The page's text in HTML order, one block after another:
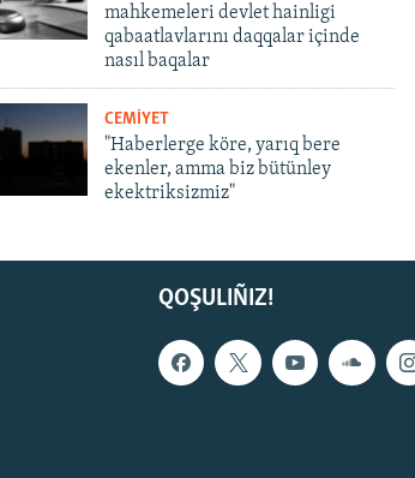
mahkemeleri devlet hainligi
qabaatlavlarını daqqalar içinde
nasıl baqalar
CEMİYET
"Haberlerge köre, yarıq bere
ekenler, amma biz bütünley
ekektriksizmiz"
QOŞULIÑIZ!